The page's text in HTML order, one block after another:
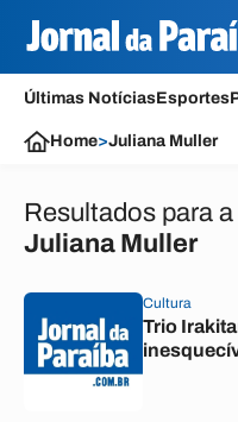
Últimas NotíciasEsportes
Home>Juliana Muller
Resultados para
Juliana Muller
Cultura
Trio